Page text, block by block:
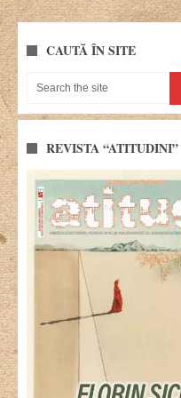
CAUTĂ ÎN SITE
REVISTA “ATITUDINI”